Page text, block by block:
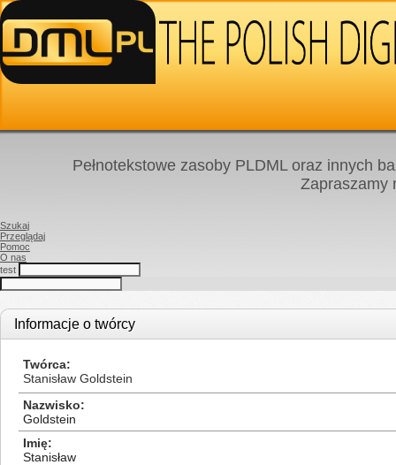
Pełnotekstowe zasoby PLDML oraz innych
Zapraszamy
Szukaj
Przeglądaj
Pomoc
O nas
test
Informacje o twórcy
Twórca
Stanisław Goldstein
Nazwisko
Goldstein
Imię
Stanisław